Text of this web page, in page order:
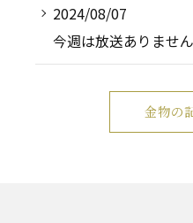
2024/08/07
今週は放送ありませ
金物の